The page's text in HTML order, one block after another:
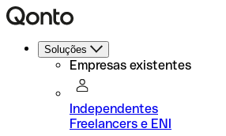
Soluções
Empresas existentes
Independentes
Freelancers e ENI